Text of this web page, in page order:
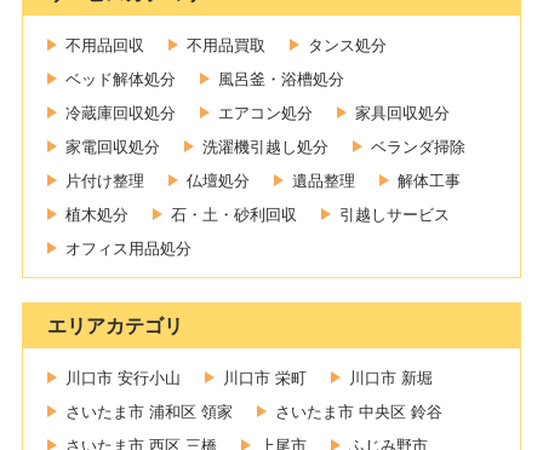
不用品回収 不用品買取
タンス処分
ベッド解体処分
風呂釜・浴槽処分
冷蔵庫回収処分
エアコン処分
家具回収処分
家電回収処分
洗濯機引越し処分
ベランダ掃除
片付け整理
仏壇処分 遺品整理
解体工事
植木処分
石・土・砂利回収
引越しサービス
オフィス用品処分
エリアカテゴリ
川口市 安行小山 川口市 栄町
川口市 新堀
さいたま市 浦和区 領家
さいたま市 中央区 鈴谷
さいたま市 西区 三橋
上尾市
ふじみ野市